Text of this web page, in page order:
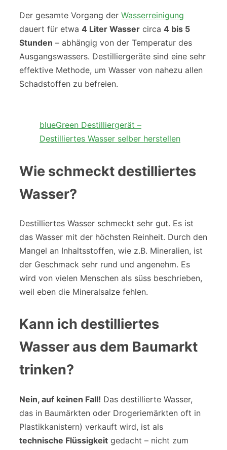
Der gesamte Vorgang der Wasserreinigung
dauert für etwa 4 Liter Wasser circa 4 bis 5
Stunden – abhängig von der Temperatur des
Ausgangswassers. Destilliergeräte sind eine sehr
effektive Methode, um Wasser von nahezu allen
Schadstoffen zu befreien.
blueGreen Destilliergerät –
Destilliertes Wasser selber herstellen
Wie schmeckt destilliertes
Wasser?
Destilliertes Wasser schmeckt sehr gut. Es ist
das Wasser mit der höchsten Reinheit. Durch den
Mangel an Inhaltsstoffen, wie z.B. Mineralien, ist
der Geschmack sehr rund und angenehm. Es
wird von vielen Menschen als süss beschrieben,
weil eben die Mineralsalze fehlen.
Kann ich destilliertes
Wasser aus dem Baumarkt
trinken?
Nein, auf keinen Fall! Das destillierte Wasser,
das in Baumärkten oder Drogeriemärkten oft in
Plastikkanistern) verkauft wird, ist als
technische Flüssigkeit gedacht – nicht zum